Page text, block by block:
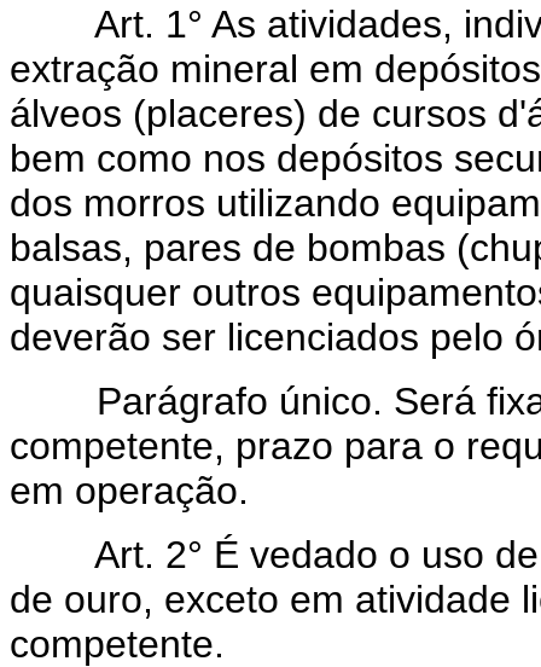
Art. 1° As atividades,
extração mineral em
álveos (placeres) de cursos
bem como nos depósitos
dos morros utilizando
balsas, pares de bombas
quaisquer outros
deverão ser licenciados pelo
Parágrafo único. Será
competente, prazo para o
em operação.
Art. 2° É vedado o uso de
de ouro, exceto em atividade
competente.